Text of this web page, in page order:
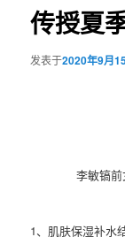
传授夏
发表于2020年9月
李敏镐
1、肌肤保湿补水